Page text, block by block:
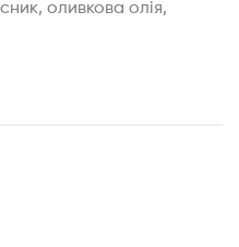
оливкова олія,